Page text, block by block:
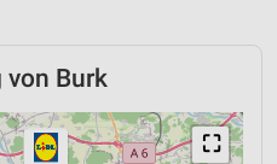
von Burk
⛶